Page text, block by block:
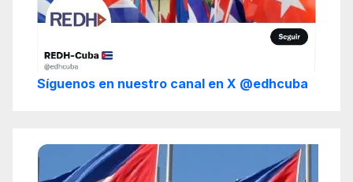
Síguenos en nuestro canal en X @edhcuba